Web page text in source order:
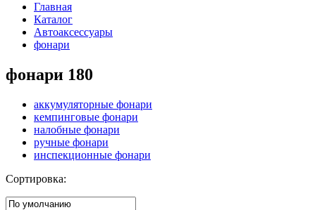
Главная
Каталог
Автоаксессуары
фонари
фонари 180
аккумуляторные фонари
кемпинговые фонари
налобные фонари
ручные фонари
инспекционные фонари
Сортировка: